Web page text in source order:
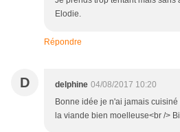
Elodie.
Répondre
D delphine 04/08/2017 10:20
Bonne idée je n'ai jamais
la viande bien moelleuse<br />